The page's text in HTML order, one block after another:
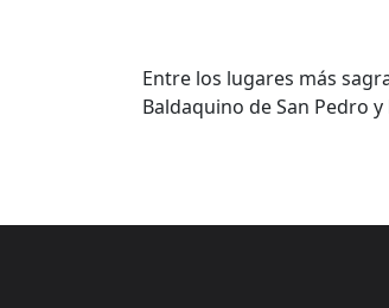
Entre los lugares más
Baldaquino de San Pedro